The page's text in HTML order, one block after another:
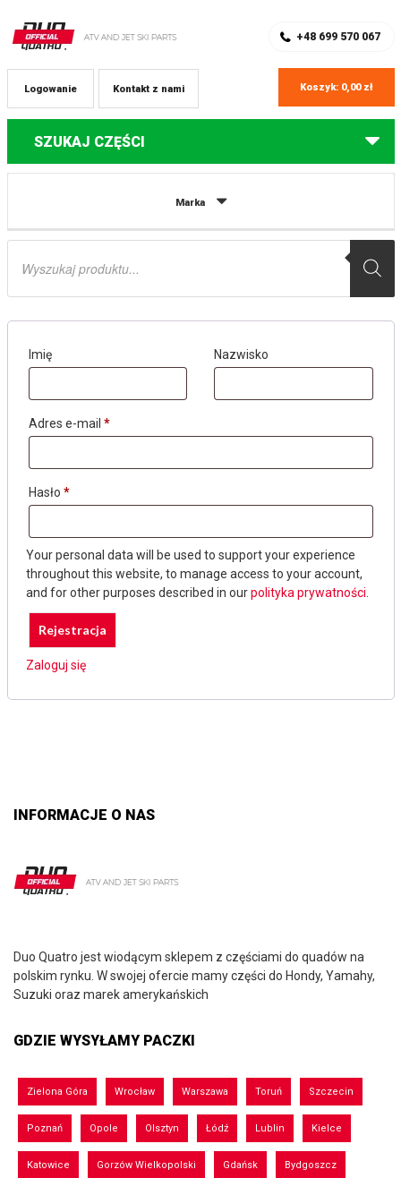
+48 699 570 067
Kontakt z nami
Logowanie Koszyk: 0,00 zł
SZUKAJ CZĘŚCI
Marka
Wyszukiwarka
Rejestracja
Rejestracja
Imię Nazwisko
Adres e-mail *
Hasło *
Your personal data will be used to support your experience
throughout this website, to manage access to your account,
and for other purposes described in ourpolityka prywatności
Zaloguj się
INFORMACJE O NAS
Duo Quatro jest wiodącym sklepem z częściami do quadów na
polskim rynku. W swojej ofercie mamy części do Hondy, Yamahy,
Suzuki oraz marek amerykańskich
GDZIE WYSYŁAMY PACZKI
Zielona Góra Wrocław Warszawa Toruń Szczecin
Poznań Opole Olsztyn Łódź Lublin Kielce
Katowice Gorzów Wielkopolski Gdańsk Bydgoszcz